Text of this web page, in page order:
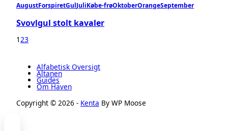
AugustForspiretGulJuliKøbe-frøOktoberOrangeSeptember
Svovlgul stolt kavaler
1 23
Alfabetisk Oversigt
Altanen
Guides
Om Haven
Copyright © 2026 - Kenta By WP Moose